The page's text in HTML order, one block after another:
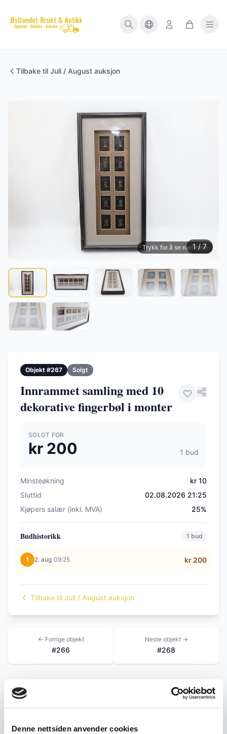
Denne nettsiden anvender cookies
Tilbake til Juli / August auksjon
Trykk for å se nærmere
1 / 7
Objekt #267 Solgt
Innrammet samling med 10
dekorative fingerbøl i monter
SOLGT FOR
kr 200 1 bud
Minsteøkning
kr 10
Sluttid
02.08.2026 21:25
Kjøpers salær (inkl. MVA)
25%
Budhistorikk 1 bud
1 2. aug·09:25 kr 200
Tilbake til Juli / August auksjon
← Forrige objekt
#266
Neste objekt →
#268
Beskrivelse
Profesjonelt innrammet samling med 10